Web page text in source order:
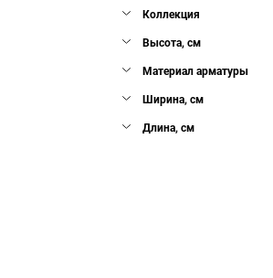
Коллекция
Высота, см
Материал арматуры
Ширина, см
Длина, см